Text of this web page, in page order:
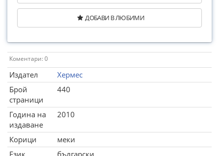
ДОБАВИ В ЛЮБИМИ
Коментари: 0
Издател
Хермес
Брой
страници
440
Година на
издаване
2010
Корици
меки
Език
български